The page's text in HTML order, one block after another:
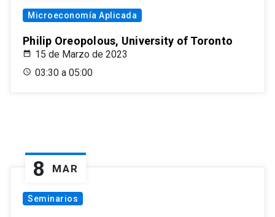
Microeconomía Aplicada
Philip Oreopolous, University of Toronto
15 de Marzo de 2023
03:30 a 05:00
8 MAR
Seminarios